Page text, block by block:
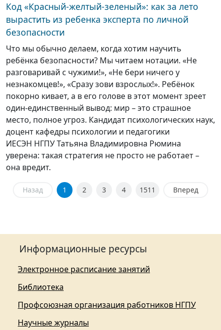
Код «Красный-желтый-зеленый»: как за лето
вырастить из ребенка эксперта по личной
безопасности
Что мы обычно делаем, когда хотим научить
ребёнка безопасности? Мы читаем нотации. «Не
разговаривай с чужими!», «Не бери ничего у
незнакомцев!», «Сразу зови взрослых!». Ребёнок
покорно кивает, а в его голове в этот момент зреет
один-единственный вывод: мир – это страшное
место, полное угроз. Кандидат психологических наук,
доцент кафедры психологии и педагогики
ИЕСЭН НГПУ Татьяна Владимировна Рюмина
уверена: такая стратегия не просто не работает –
она вредит.
Назад 1 2 3 4 1511 Вперед
Информационные ресурсы
Электронное расписание занятий
Библиотека
Профсоюзная организация работников НГПУ
Научные журналы